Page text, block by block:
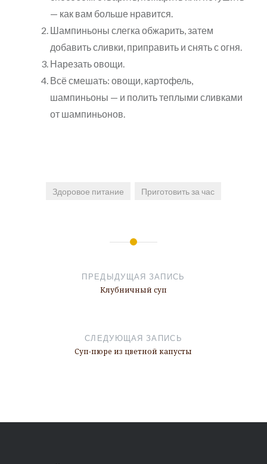
— как вам больше нравится.
Шампиньоны слегка обжарить, затем
добавить сливки, приправить и снять с огня.
Нарезать овощи.
Всё смешать: овощи, картофель,
шампиньоны — и полить теплыми сливками
от шампиньонов.
Здоровое питание Приготовить за час
ПРЕДЫДУЩАЯ ЗАПИСЬ
Клубничный суп
СЛЕДУЮЩАЯ ЗАПИСЬ
Суп-пюре из цветной капусты